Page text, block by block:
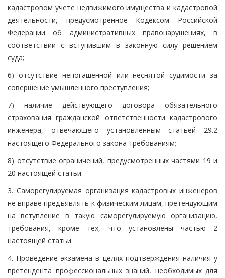
кадастровом учете недвижимого имущества и кадастровой
деятельности, предусмотренное Кодексом Российской
Федерации об административных правонарушениях, в
соответствии с вступившим в законную силу решением
суда;
6) отсутствие непогашенной или неснятой судимости за
совершение умышленного преступления;
7) наличие действующего договора обязательного
страхования гражданской ответственности кадастрового
инженера, отвечающего установленным статьей 29.2
настоящего Федерального закона требованиям;
8) отсутствие ограничений, предусмотренных частями 19 и
20 настоящей статьи.
3. Саморегулируемая организация кадастровых инженеров
не вправе предъявлять к физическим лицам, претендующим
на вступление в такую саморегулируемую организацию,
требования, кроме тех, что установлены частью 2
настоящей статьи.
4. Проведение экзамена в целях подтверждения наличия у
претендента профессиональных знаний, необходимых для